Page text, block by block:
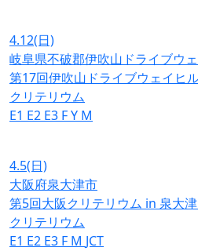
4.12(日)
岐阜県不破郡伊吹山ドライブウ
第17回伊吹山ドライブウェイヒ
クリテリウム
E1 E2 E3 FY M
4.5(日)
大阪府泉大津市
第5回大阪クリテリウム in 泉大
クリテリウム
E1 E2 E3 F M JCT